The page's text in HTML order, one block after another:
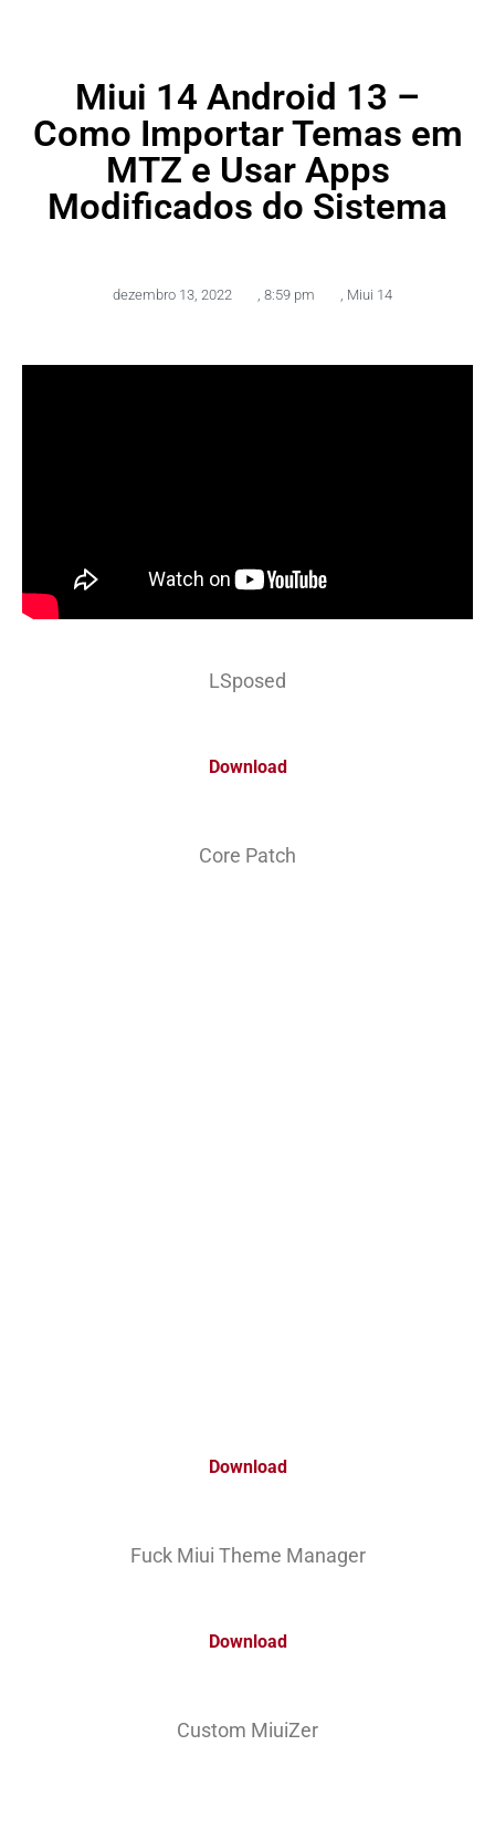
Miui 14 Android 13 –
Como Importar Temas em
MTZ e Usar Apps
Modificados do Sistema
dezembro 13, 2022 , 8:59 pm , Miui 14
LSposed
Download
Core Patch
Download
Fuck Miui Theme Manager
Download
Custom MiuiZer